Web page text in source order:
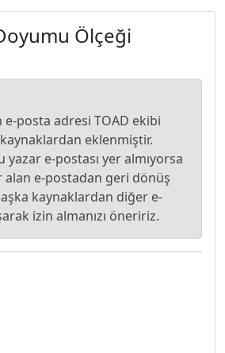
Ölçeği
e-posta adresi TOAD ekibi
eklenmiştir.
e-postası yer almıyorsa
alan e-postadan geri dönüş
kaynaklardan diğer e-
izin almanızı öneririz.